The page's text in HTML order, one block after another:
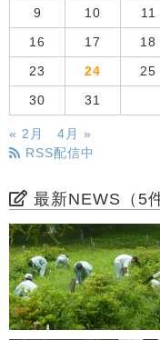
9 10 11
16 17 18
23 24 25
30 31
« 2月
4月 »
RSS配信中
最新NEWS（5